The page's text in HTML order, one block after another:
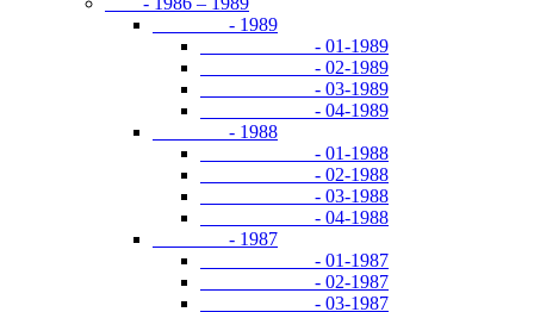
- 1989
- 01-1989
- 02-1989
- 03-1989
- 04-1989
- 1988
- 01-1988
- 02-1988
- 03-1988
- 04-1988
- 1987
- 01-1987
- 02-1987
- 03-1987